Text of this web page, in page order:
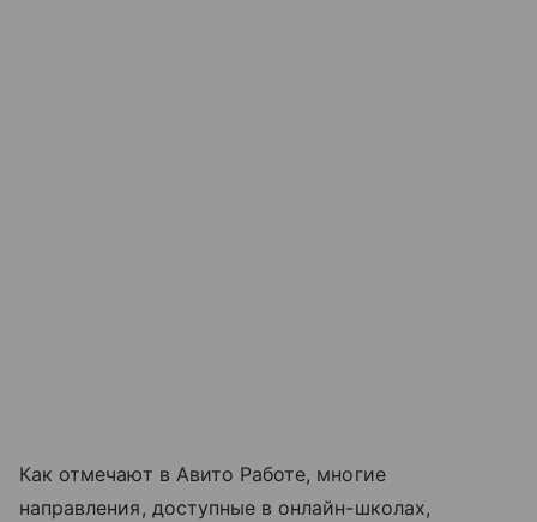
Как отмечают в Авито Работе, многие
направления, доступные в онлайн-школах,